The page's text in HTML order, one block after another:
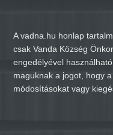
A vadna.hu honlap
csak Vanda Község
engedélyével
maguknak a jogot, hogy
módosításokat vagy